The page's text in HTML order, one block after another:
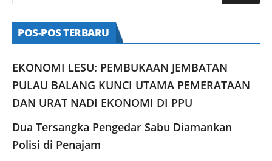
POS-POS TERBARU
EKONOMI LESU: PEMBUKAAN JEMBATAN
PULAU BALANG KUNCI UTAMA PEMERATAAN
DAN URAT NADI EKONOMI DI PPU
Dua Tersangka Pengedar Sabu Diamankan
Polisi di Penajam